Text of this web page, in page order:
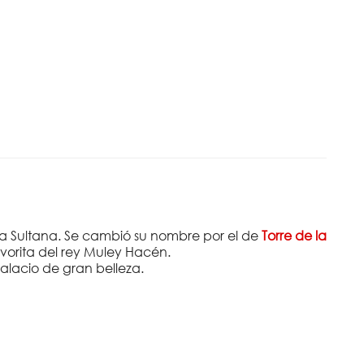
Sultana. Se cambió su nombre por el deTorre de la
del rey Muley Hacén.
de gran belleza.